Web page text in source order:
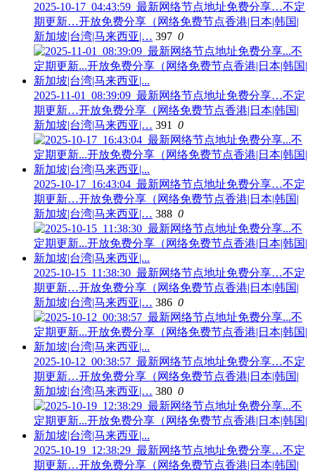
2025-10-17_04:43:59_最新网络节点地址免费分享…不定
期更新…开放免费分享（网络免费节点香港|日本|韩国|
新加坡|台湾|马来西亚|… 397 0
2025-11-01_08:39:09_最新网络节点地址免费分享…不定
期更新…开放免费分享（网络免费节点香港|日本|韩国|
新加坡|台湾|马来西亚|… 391 0
2025-10-17_16:43:04_最新网络节点地址免费分享…不定
期更新…开放免费分享（网络免费节点香港|日本|韩国|
新加坡|台湾|马来西亚|… 388 0
2025-10-15_11:38:30_最新网络节点地址免费分享…不定
期更新…开放免费分享（网络免费节点香港|日本|韩国|
新加坡|台湾|马来西亚|… 386 0
2025-10-12_00:38:57_最新网络节点地址免费分享…不定
期更新…开放免费分享（网络免费节点香港|日本|韩国|
新加坡|台湾|马来西亚|… 380 0
2025-10-19_12:38:29_最新网络节点地址免费分享…不定
期更新…开放免费分享（网络免费节点香港|日本|韩国|